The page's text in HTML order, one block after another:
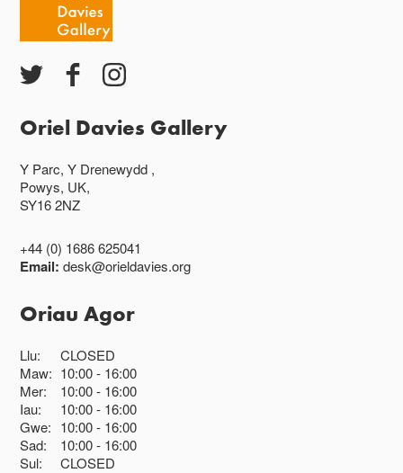
Oriel Davies Gallery
Y Parc, Y Drenewydd ,
Powys, UK,
SY16 2NZ
+44 (0) 1686 625041
Email:desk@orieldavies.org
Oriau Agor
Llu:
CLOSED
Maw: 10:00 16:00
Mer:
10:00 16:00
Iau:
10:00 16:00
Gwe: 10:00 16:00
Sad:
10:00 16:00
Sul:
CLOSED